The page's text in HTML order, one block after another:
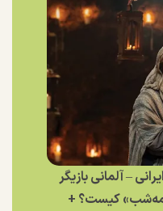
– آلمانی بازیگر
کیست؟ +